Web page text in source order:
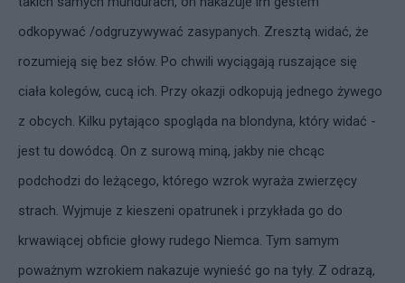
odkopywać /odgruzywywać zasypanych. Zresztą widać, że
rozumieją się bez słów. Po chwili wyciągają ruszające się
ciała kolegów, cucą ich. Przy okazji odkopują jednego żywego
z obcych. Kilku pytająco spogląda na blondyna, który widać -
jest tu dowódcą. On z surową miną, jakby nie chcąc
podchodzi do leżącego, którego wzrok wyraża zwierzęcy
strach. Wyjmuje z kieszeni opatrunek i przykłada go do
krwawiącej obficie głowy rudego Niemca. Tym samym
poważnym wzrokiem nakazuje wynieść go na tyły. Z odrazą,